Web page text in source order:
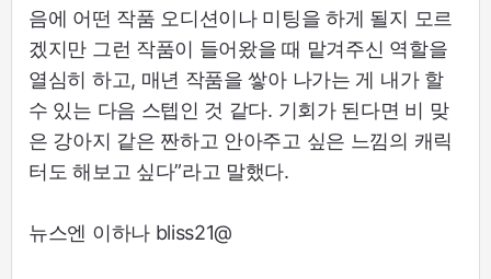
음에 어떤 작품 오디션이나 미팅을 하게 될지 모르
겠지만 그런 작품이 들어왔을 때 맡겨주신 역할을
열심히 하고, 매년 작품을 쌓아 나가는 게 내가 할
수 있는 다음 스텝인 것 같다. 기회가 된다면 비 맞
은 강아지 같은 짠하고 안아주고 싶은 느낌의 캐릭
터도 해보고 싶다”라고 말했다.
뉴스엔 이하나 bliss21@